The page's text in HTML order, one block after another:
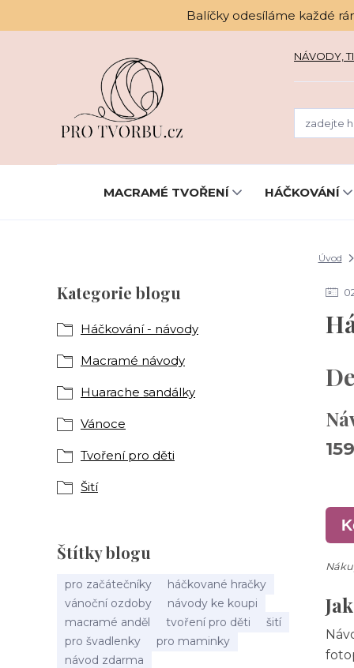
Balíčky odesíláme každé
NÁVODY,
MACRAMÉ TVOŘENÍ HÁČKOVÁNÍ
Úvod
Kategorie blogu
Háčkování - návody
Macramé návody
Huarache sandálky
Vánoce
Tvoření pro děti
Šití
Štítky blogu
pro začátečníky
háčkované hračky
vánoční ozdoby
návody ke koupi
macramé anděl
tvoření pro děti
šití
pro švadlenky
pro maminky
návod zdarma